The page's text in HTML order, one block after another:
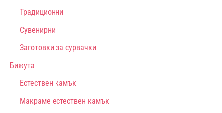
Традиционни
Сувенирни
Заготовки за сурвачки
Бижута
Естествен камък
Макраме естествен камък